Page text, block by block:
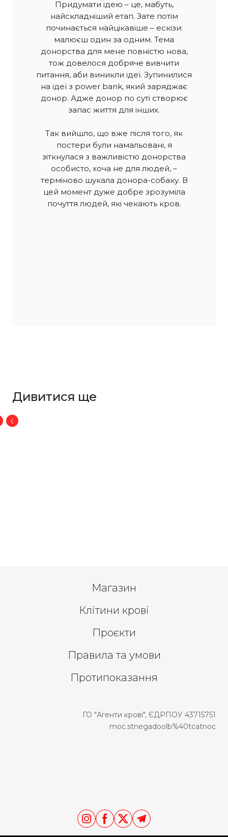
Придумати ідею – це, мабуть,
найскладніший етап. Зате потім
починається найцікавіше – ескізи:
малюєш один за одним. Тема
донорства для мене повністю нова,
тож довелося добряче вивчити
питання, аби виникли ідеї. Зупинилися
на ідеї з power bank, який заряджає
донор. Адже донор по суті створює
запас життя для інших.
Так вийшло, що вже після того, як
постери були намальовані, я
зіткнулася з важливістю донорства
особисто, хоча не для людей, –
терміново шукала донора-собаку. В
цей момент дуже добре зрозуміла
почуття людей, які чекають кров.
Дивитися ще
Магазин
Клітини крові
Проєкти
Правила та умови
Протипоказання
ГО "Агенти крові", ЄДРПОУ 43715751
moc.stnegadoolb%40tcatnoc